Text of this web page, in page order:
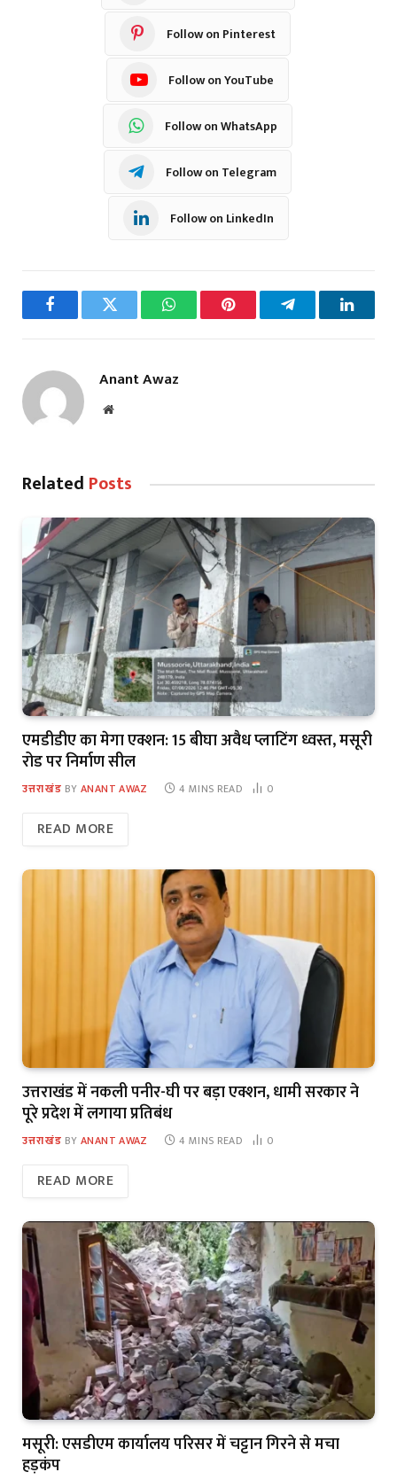
Follow on Pinterest
Follow on YouTube
Follow on WhatsApp
Follow on Telegram
Follow on LinkedIn
FacebookTwitter WhatsAppPinterest Telegram
Anant Awaz
Website
Related Posts
एमडीडीए का मेगा एक्शन: 15 बीघा अवैध प्लाटिंग ध्वस्त, मसूरी
रोड पर निर्माण सील
उत्तराखंड BY ANANT AWAZ 4 MINS READ 0
READ MORE
उत्तराखंड में नकली पनीर-घी पर बड़ा एक्शन, धामी सरकार ने
पूरे प्रदेश में लगाया प्रतिबंध
उत्तराखंड BY ANANT AWAZ 4 MINS READ 0
READ MORE
मसूरी: एसडीएम कार्यालय परिसर में चट्टान गिरने से मचा
हड़कंप